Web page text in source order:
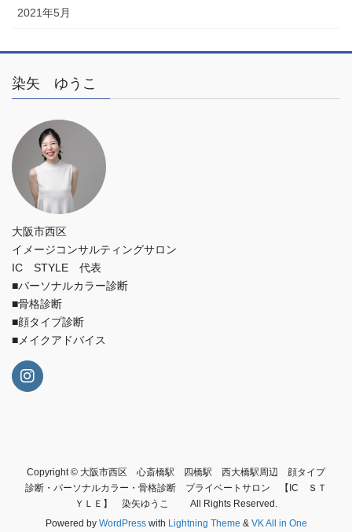
2021年5月
染矢 ゆうこ
大阪市西区
イメージコンサルティングサロン
IC STYLE 代表
■パーソナルカラー診断
■骨格診断
■顔タイプ診断
■メイクアドバイス
Copyright © 大阪市西区 心斎橋駅 四橋駅 西大橋駅周辺 顔タイプ
診断・パーソナルカラー・骨格診断 プライベートサロン 【IC ＳＴ
ＹＬＥ】 染矢ゆうこ All Rights Reserved.
Powered by WordPresswith Lightning Theme & VK All in One